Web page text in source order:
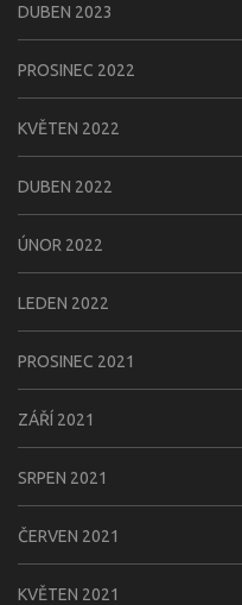
DUBEN 2023
PROSINEC 2022
KVĚTEN 2022
DUBEN 2022
ÚNOR 2022
LEDEN 2022
PROSINEC 2021
ZÁŘÍ 2021
SRPEN 2021
ČERVEN 2021
KVĚTEN 2021